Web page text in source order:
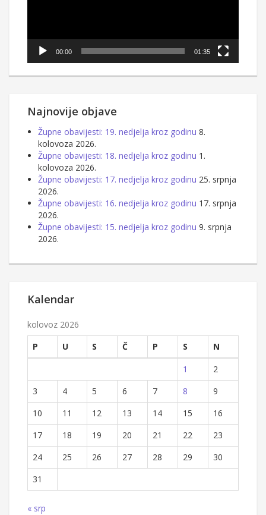
00:00 01:35
Najnovije objave
Župne obavijesti: 19. nedjelja kroz godinu 8.
kolovoza 2026.
Župne obavijesti: 18. nedjelja kroz godinu 1.
kolovoza 2026.
Župne obavijesti: 17. nedjelja kroz godinu 25. srpnja
2026.
Župne obavijesti: 16. nedjelja kroz godinu 17. srpnja
2026.
Župne obavijesti: 15. nedjelja kroz godinu 9. srpnja
2026.
Kalendar
kolovoz 2026
P
U S Č P S
N
1
2
3
4 5 6 7 8
9
10
11 12 13 14 15
16
17
18 19 20 21 22
23
24
25 26 27 28 29
30
31
« srp